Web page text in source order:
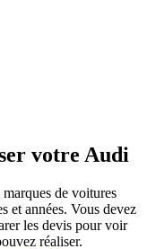
votre Audi
de voitures
et années. Vous devez
les devis pour voir
réaliser.